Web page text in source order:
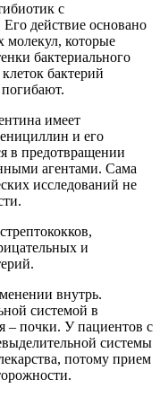
с
действие основано
молекул, которые
бактериального
бактерий
имеет
и его
в предотвращении
агентами. Сама
исследований не
и
внутрь.
системой в
– почки. У пациентов с
системы
потому прием